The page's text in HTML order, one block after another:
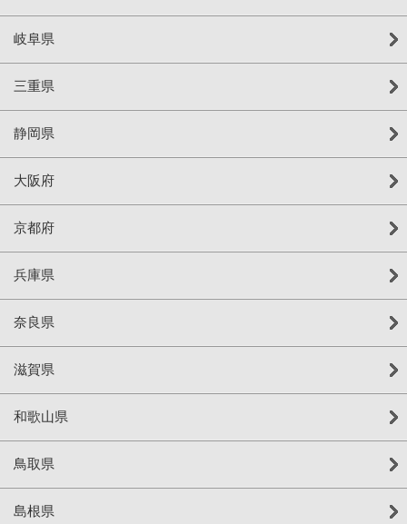
岐阜県
三重県
静岡県
大阪府
京都府
兵庫県
奈良県
滋賀県
和歌山県
鳥取県
島根県